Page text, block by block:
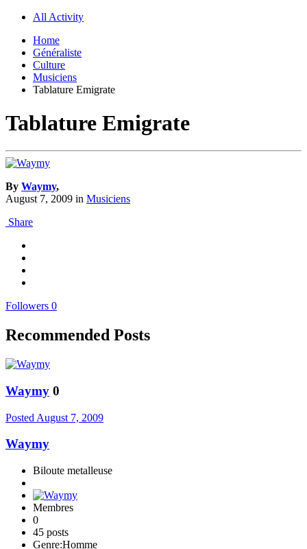
All Activity
Home
Généraliste
Culture
Musiciens
Tablature Emigrate
Tablature Emigrate
By Waymy,
August 7, 2009 in Musiciens
Share
Followers 0
Recommended Posts
Waymy 0
Posted August 7, 2009
Waymy
Biloute metalleuse
Membres
0
45 posts
Genre:Homme